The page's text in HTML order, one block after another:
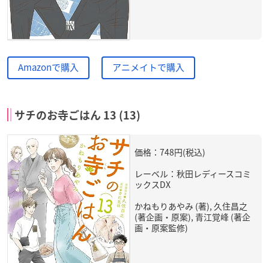
Amazonで購入 アニメイトで購入
サチのお寺ごはん 13 (13)
価格：748円(税込)
レーベル：秋田レディースコミ
ックスDX
かねもりあやみ (著), 久住昌之
(著企画・原案), 青江覚峰 (著企
画・原案監修)